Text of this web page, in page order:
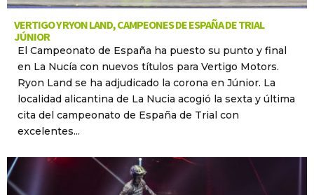
VERTIGO Y RYON LAND, CAMPEONES DE ESPAÑA DE TRIAL
JÚNIOR
El Campeonato de España ha puesto su punto y final
en La Nucía con nuevos títulos para Vertigo Motors.
Ryon Land se ha adjudicado la corona en Júnior. La
localidad alicantina de La Nucia acogió la sexta y última
cita del campeonato de España de Trial con
excelentes...